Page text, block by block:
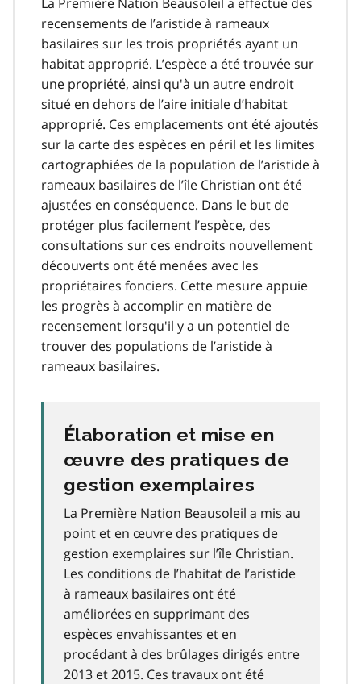
recensements de l’aristide à rameaux
basilaires sur les trois propriétés ayant un
habitat approprié. L’espèce a été trouvée sur
une propriété, ainsi qu'à un autre endroit
situé en dehors de l’aire initiale d’habitat
approprié. Ces emplacements ont été ajoutés
sur la carte des espèces en péril et les limites
cartographiées de la population de l’aristide à
rameaux basilaires de l’île Christian ont été
ajustées en conséquence. Dans le but de
protéger plus facilement l’espèce, des
consultations sur ces endroits nouvellement
découverts ont été menées avec les
propriétaires fonciers. Cette mesure appuie
les progrès à accomplir en matière de
recensement lorsqu'il y a un potentiel de
trouver des populations de l’aristide à
rameaux basilaires.
Élaboration et mise en
œuvre des pratiques de
gestion exemplaires
La Première Nation Beausoleil a mis au
point et en œuvre des pratiques de
gestion exemplaires sur l’île Christian.
Les conditions de l’habitat de l’aristide
à rameaux basilaires ont été
améliorées en supprimant des
espèces envahissantes et en
procédant à des brûlages dirigés entre
2013 et 2015. Ces travaux ont été